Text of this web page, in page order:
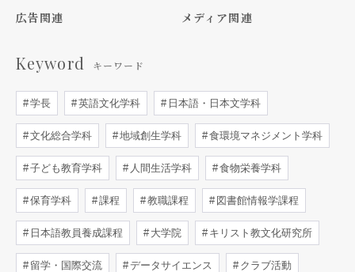
広告関連
メディア関連
Keyword キーワード
学長 英語文化学科 日本語・日本文学科
文化総合学科 地域創生学科 食環境マネジメント学科
子ども教育学科 人間生活学科 食物栄養学科
保育学科 課程 教職課程 図書館情報学課程
日本語教員養成課程 大学院 キリスト教文化研究所
留学・国際交流 データサイエンス クラブ活動